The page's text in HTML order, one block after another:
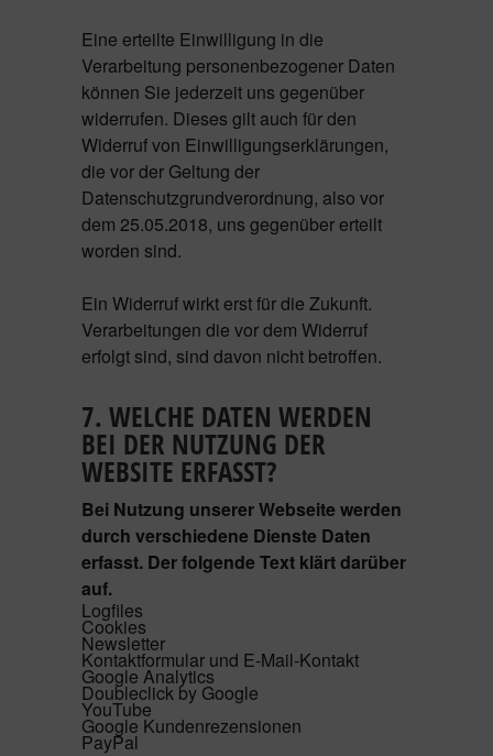
Eine erteilte Einwilligung in die
Verarbeitung personenbezogener Daten
können Sie jederzeit uns gegenüber
widerrufen. Dieses gilt auch für den
Widerruf von Einwilligungserklärungen,
die vor der Geltung der
Datenschutzgrundverordnung, also vor
dem 25.05.2018, uns gegenüber erteilt
worden sind.
Ein Widerruf wirkt erst für die Zukunft.
Verarbeitungen die vor dem Widerruf
erfolgt sind, sind davon nicht betroffen.
7. WELCHE DATEN WERDEN
BEI DER NUTZUNG DER
WEBSITE ERFASST?
Bei Nutzung unserer Webseite werden
durch verschiedene Dienste Daten
erfasst. Der folgende Text klärt darüber
auf.
Logfiles
Cookies
Newsletter
Kontaktformular und E-Mail-Kontakt
Google Analytics
Doubleclick by Google
YouTube
Google Kundenrezensionen
PayPal